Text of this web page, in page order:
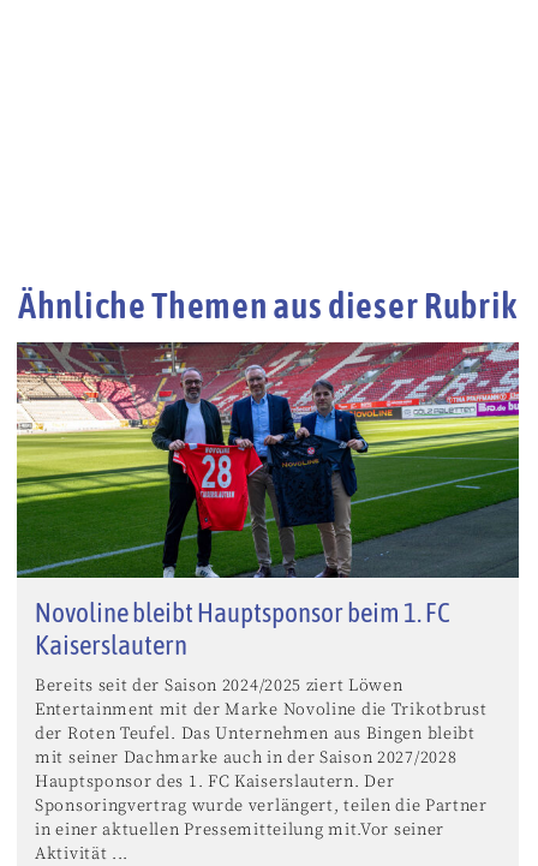
Ähnliche Themen aus dieser Rubrik
Novoline bleibt Hauptsponsor beim 1. FC
Kaiserslautern
Bereits seit der Saison 2024/2025 ziert Löwen
Entertainment mit der Marke Novoline die Trikotbrust
der Roten Teufel. Das Unternehmen aus Bingen bleibt
mit seiner Dachmarke auch in der Saison 2027/2028
Hauptsponsor des 1. FC Kaiserslautern. Der
Sponsoringvertrag wurde verlängert, teilen die Partner
in einer aktuellen Pressemitteilung mit.Vor seiner
Aktivität ...